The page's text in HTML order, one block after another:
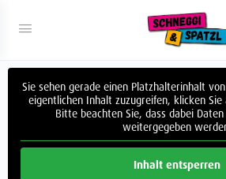
Sie sehen gerade einen Platzhalterinhalt von
eigentlichen Inhalt zuzugreifen, klicken
Bitte beachten Sie, dass dabei
weitergegeben
Inhalt entsperren